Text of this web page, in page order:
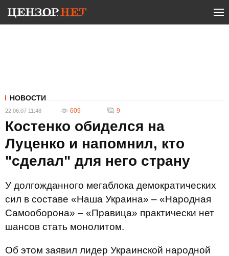
НОВОСТИ
22.06.07 11:48 609 9
Костенко обиделся на
Луценко и напомнил, кто
"сделал" для него страну
У долгожданного мегаблока демократических
сил в составе «Наша Украина» – «Народная
Самооборона» – «Правица» практически нет
шансов стать монолитом.
Об этом заявил лидер Украинской народной